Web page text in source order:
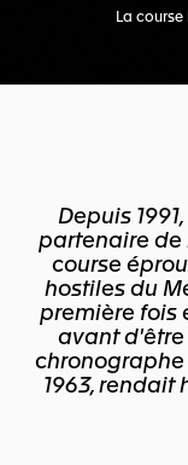
La
Depuis
partenaire de
course
hostiles du
première fois
avant d'être
chronographe
1963,